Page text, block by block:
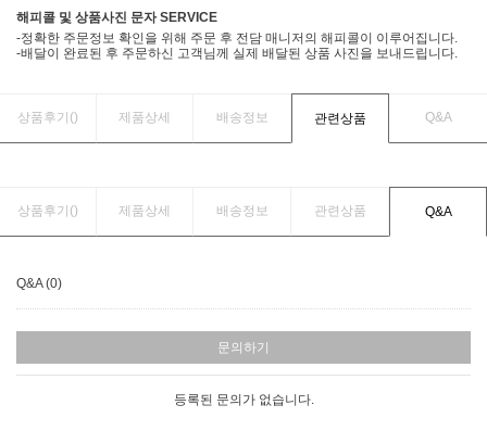
해피콜 및 상품사진 문자 SERVICE
-정확한 주문정보 확인을 위해 주문 후 전담 매니저의 해피콜이 이루어집니다.
-배달이 완료된 후 주문하신 고객님께 실제 배달된 상품 사진을 보내드립니다.
상품후기() 제품상세 배송정보 관련상품 Q&A
상품후기() 제품상세 배송정보 관련상품 Q&A
Q&A (0)
문의하기
등록된 문의가 없습니다.